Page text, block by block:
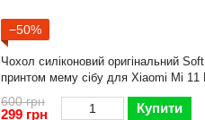
−50%
Чохол силіконовий оригінальний
принтом мему сібу для Xiaomi Mi 11
молочний (Повний захист камери)
600 грн
299 грн Купити